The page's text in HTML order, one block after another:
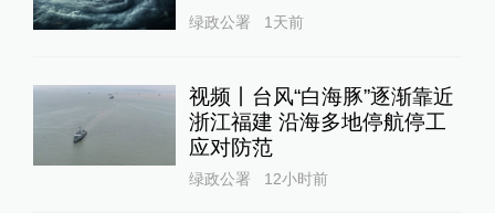
绿政公署 1天前
视频丨台风“白海豚”逐渐靠近
浙江福建 沿海多地停航停工
应对防范
绿政公署 12小时前